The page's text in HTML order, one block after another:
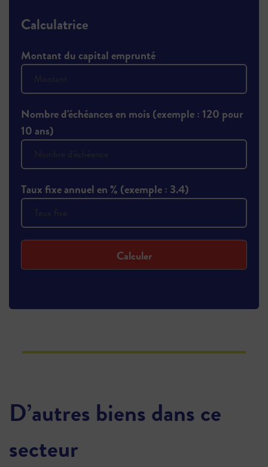
Calculatrice
Montant du capital emprunté
Nombre d'échéances en mois (exemple : 120 pour
10 ans)
Taux fixe annuel en % (exemple : 3.4)
Calculer
D’autres biens dans ce
secteur